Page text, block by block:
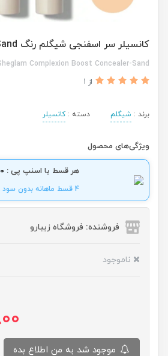
کانسیلر سر اسفنجی شیگلم رنگ Sand^
Complexion Boost Concealer-Sand
از 1
برند : شیگلم دسته :کانسیلر
ویژگی‌های محصول
هر قسط با اسنپ پی :
4 قسط ماهانه بدون سود ، چک و ضامن .
فروشنده: فروشگاه زیبارو
ناموجود